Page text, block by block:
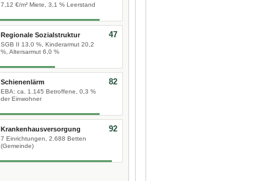
7,12 €/m² Miete, 3,1 % Leerstand
Regionale Sozialstruktur
SGB II 13,0 %, Kinderarmut 20,2
%, Altersarmut 6,0 %
47
Schienenlärm
EBA: ca. 1.145 Betroffene, 0,3 %
der Einwohner
82
Krankenhausversorgung
7 Einrichtungen, 2.688 Betten
(Gemeinde)
92